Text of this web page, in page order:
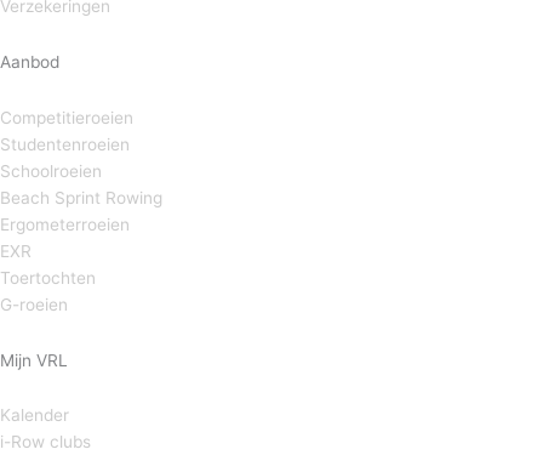
Verzekeringen
Aanbod
Competitieroeien
Studentenroeien
Schoolroeien
Beach Sprint Rowing
Ergometerroeien
EXR
Toertochten
G-roeien
Mijn VRL
Kalender
i-Row clubs